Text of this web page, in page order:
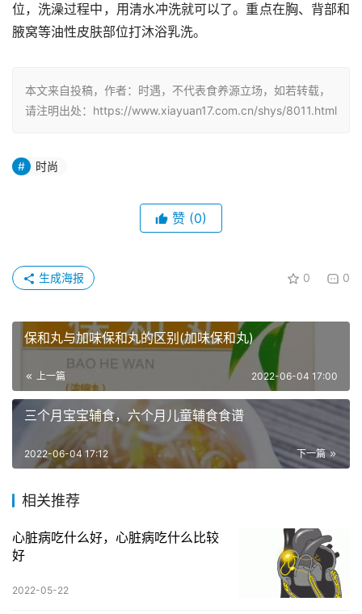
位，洗澡过程中，用清水冲洗就可以了。重点在胸、背部和
腋窝等油性皮肤部位打沐浴乳洗。
本文来自投稿，作者：时遇，不代表食养源立场，如若转载，
请注明出处：https://www.xiayuan17.com.cn/shys/8011.html
时尚
赞 (0)
0 0
生成海报
保和丸与加味保和丸的区别(加味保和丸)
上一篇 2022-06-04 17:00
三个月宝宝辅食，六个月儿童辅食食谱
下一篇
2022-06-04 17:12
相关推荐
心脏病吃什么好，心脏病吃什么比较
好
2022-05-22